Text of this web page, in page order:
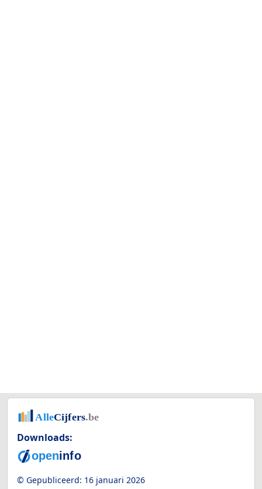
Downloads:
© Gepubliceerd: 16 januari 2026